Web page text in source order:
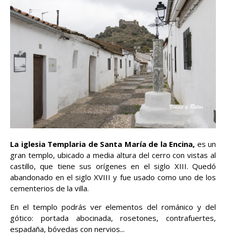
La iglesia Templaria de Santa María de la Encina, es un
gran templo, ubicado a media altura del cerro con vistas al
castillo, que tiene sus orígenes en el siglo XIII. Quedó
abandonado en el siglo XVIII y fue usado como uno de los
cementerios de la villa.
En el templo podrás ver elementos del románico y del
gótico: portada abocinada, rosetones, contrafuertes,
espadaña, bóvedas con nervios...